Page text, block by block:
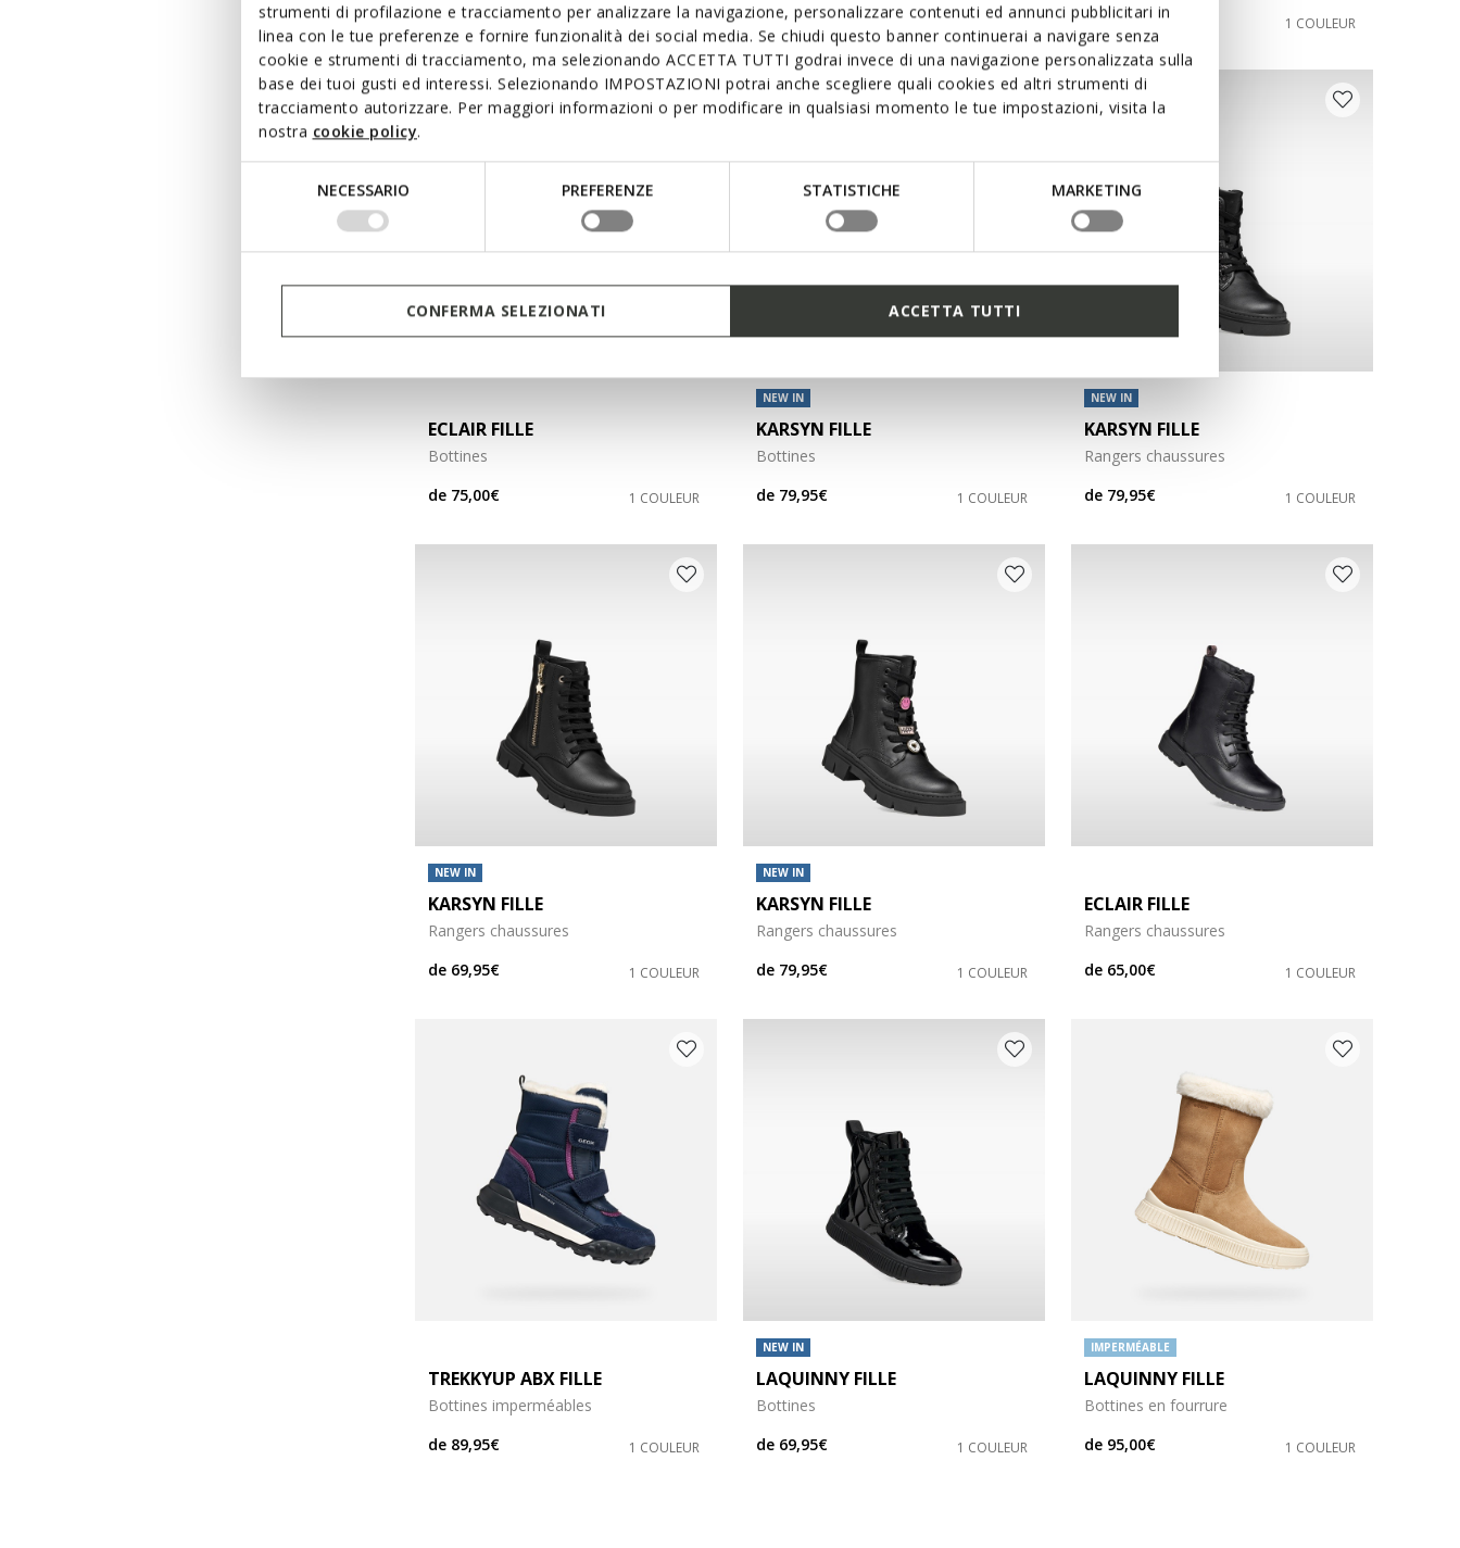
strumenti di profilazione e tracciamento per analizzare la navigazione, personalizzare contenuti ed annunci pubblicitari in
linea con le tue preferenze e fornire funzionalità dei social media. Se chiudi questo banner continuerai a navigare senza
cookie e strumenti di tracciamento, ma selezionando ACCETTA TUTTI godrai invece di una navigazione personalizzata sulla
base dei tuoi gusti ed interessi. Selezionando IMPOSTAZIONI potrai anche scegliere quali cookies ed altri strumenti di
tracciamento autorizzare. Per maggiori informazioni o per modificare in qualsiasi momento le tue impostazioni, visita la
nostra cookie policy.
NECESSARIO PREFERENZE STATISTICHE MARKETING
CONFERMA SELEZIONATI ACCETTA TUTTI
de69,95€ 3 COULEURS
de69,95€ 3 COULEURS
de69,95€ 1 COULEUR
ECLAIR FILLE
Bottines
de 75,00€ 1 COULEUR
NEW IN
KARSYN FILLE
Bottines
de 79,95€ 1 COULEUR
NEW IN
KARSYN FILLE
Rangers chaussures
de 79,95€ 1 COULEUR
NEW IN
KARSYN FILLE
Rangers chaussures
de 69,95€ 1 COULEUR
NEW IN
KARSYN FILLE
Rangers chaussures
de 79,95€ 1 COULEUR
ECLAIR FILLE
Rangers chaussures
de 65,00€ 1 COULEUR
TREKKYUP ABX FILLE
Bottines imperméables
de 89,95€ 1 COULEUR
NEW IN
LAQUINNY FILLE
Bottines
de 69,95€ 1 COULEUR
IMPERMÉABLE
LAQUINNY FILLE
Bottines en fourrure
de 95,00€ 1 COULEUR